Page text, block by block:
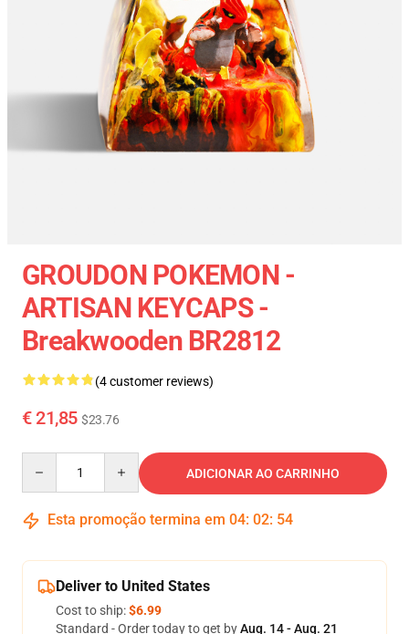
GROUDON POKEMON -
ARTISAN KEYCAPS -
Breakwooden BR2812
(4 customer reviews)
€ 21,85 $23.76
ADICIONAR AO CARRINHO
Esta promoção termina em 04: 02: 54
Deliver to United States
Cost to ship:$6.99
Standard - Order today to get byAug. 14 - Aug. 21